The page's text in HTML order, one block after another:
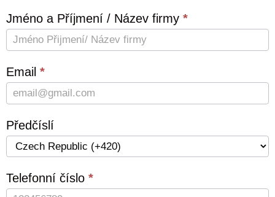
Jméno a Příjmení / Název firmy *
Email *
Předčíslí
Telefonní číslo *